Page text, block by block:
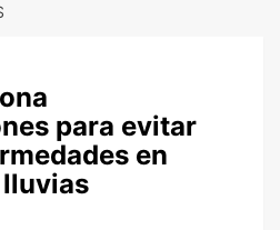
para evitar
en